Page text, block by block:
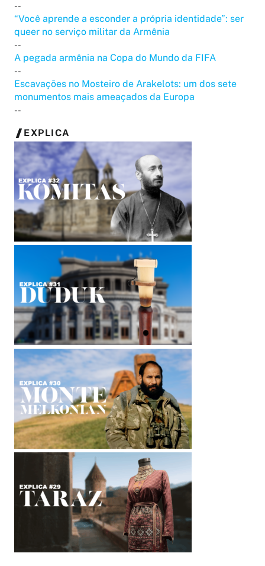
--
“Você aprende a esconder a própria identidade”: ser
queer no serviço militar da Armênia
--
A pegada armênia na Copa do Mundo da FIFA
--
Escavações no Mosteiro de Arakelots: um dos sete
monumentos mais ameaçados da Europa
--
EXPLICA